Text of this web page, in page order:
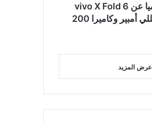
فيفو تكشف رسميا عن vivo X Fold 6
ببطارية 7000 مللي أمبير وكاميرا 200
عرض المزيد